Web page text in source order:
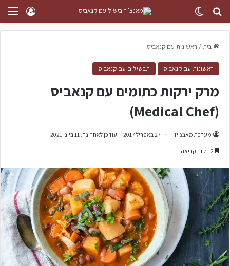
בית/ ראשונות עם קנאביס
ראשונות עם קנאביס תבשילים עם קנאביס
מרק ירקות כתומים עם קנאביס
(Medical Chef)
מערכת מאנצ'יז 27 באפריל 2017 עודכן לאחרונה: 11 ביוני 2021